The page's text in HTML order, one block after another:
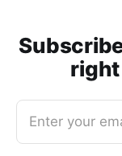
right
Enter your